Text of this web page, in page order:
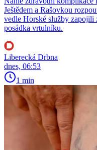
Ještědem a Rašovkou
vedle Horské služby zapojili
posádka vrtulníku.
Liberecká Drbna
dnes, 06:53
1 min